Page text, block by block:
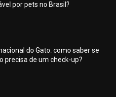
por pets no Brasil?
do Gato: como saber se
precisa de um check-up?